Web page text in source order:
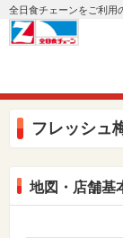
全日食チェーンをご利用
フレッシュ
地図・店舗基